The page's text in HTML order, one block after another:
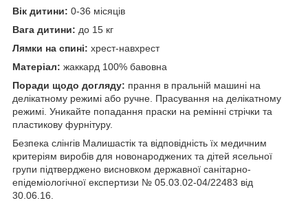
Вік дитини: 0-36 місяців
Вага дитини: до 15 кг
Лямки на спині: хрест-навхрест
Матеріал: жаккард 100% бавовна
Поради щодо догляду: прання в пральній машині на
делікатному режимі або ручне. Прасування на делікатному
режимі. Уникайте попадання праски на ремінні стрічки та
пластикову фурнітуру.
Безпека слінгів Малишастік та відповідність їх медичним
критеріям виробів для новонароджених та дітей ясельної
групи підтверджено висновком державної санітарно-
епідеміологічної експертизи № 05.03.02-04/22483 від
30.06.16.